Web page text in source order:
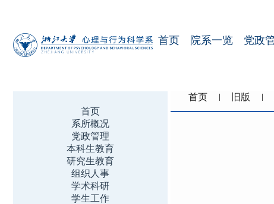
首页 院系一览 党政
首页
系所概况
党政管理
本科生教育
研究生教育
组织人事
学术科研
学生工作
首页 旧版